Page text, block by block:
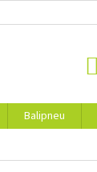
Balipneu